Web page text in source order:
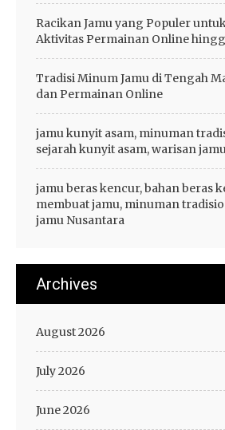
Racikan Jamu yang Populer
Aktivitas Permainan Online
Tradisi Minum Jamu di Tengah
dan Permainan Online
jamu kunyit asam, minuman
sejarah kunyit asam, warisan
jamu beras kencur, bahan beras
membuat jamu, minuman
jamu Nusantara
Archives
August 2026
July 2026
June 2026